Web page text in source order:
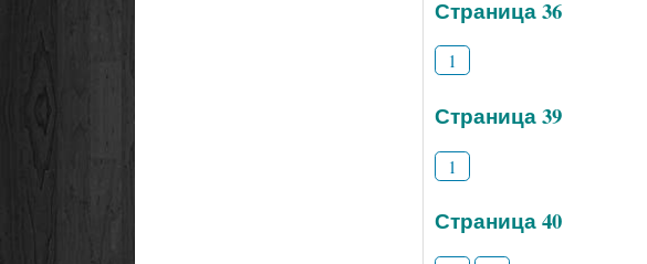
Страница 36
1
Страница 39
1
Страница 40